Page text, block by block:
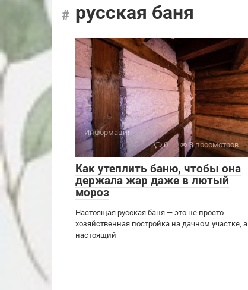
русская баня
Информация
0
3 просмотров
Как утеплить баню, чтобы она
держала жар даже в лютый
мороз
Настоящая русская баня — это не просто
хозяйственная постройка на дачном участке, а
настоящий